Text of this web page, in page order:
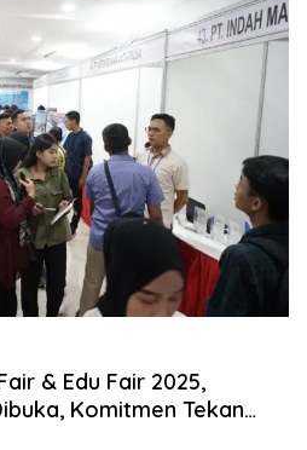
& Edu Fair 2025,
Komitmen Tekan